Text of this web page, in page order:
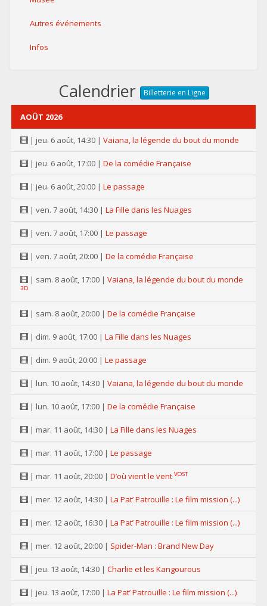
Autres événements
Infos
Calendrier Billetterie en Ligne
AOÛT 2026
| jeu. 6 août, 14:30 | Vaiana, la légende du bout du monde
| jeu. 6 août, 17:00 | De la comédie Française
| jeu. 6 août, 20:00 | Le passage
| ven. 7 août, 14:30 | La Fille dans les Nuages
| ven. 7 août, 17:00 | Le passage
| ven. 7 août, 20:00 | De la comédie Française
| sam. 8 août, 17:00 | Vaiana, la légende du bout du monde
3D
| sam. 8 août, 20:00 | De la comédie Française
| dim. 9 août, 17:00 | La Fille dans les Nuages
| dim. 9 août, 20:00 | Le passage
| lun. 10 août, 14:30 | Vaiana, la légende du bout du monde
| lun. 10 août, 17:00 | De la comédie Française
| mar. 11 août, 14:30 | La Fille dans les Nuages
| mar. 11 août, 17:00 | Le passage
| mar. 11 août, 20:00 | D’où vient le vent VOST
| mer. 12 août, 14:30 | La Pat’ Patrouille : Le film mission (...)
| mer. 12 août, 16:30 | La Pat’ Patrouille : Le film mission (...)
| mer. 12 août, 20:00 | Spider-Man : Brand New Day
| jeu. 13 août, 14:30 | Charlie et les Kangourous
| jeu. 13 août, 17:00 | La Pat’ Patrouille : Le film mission (...)